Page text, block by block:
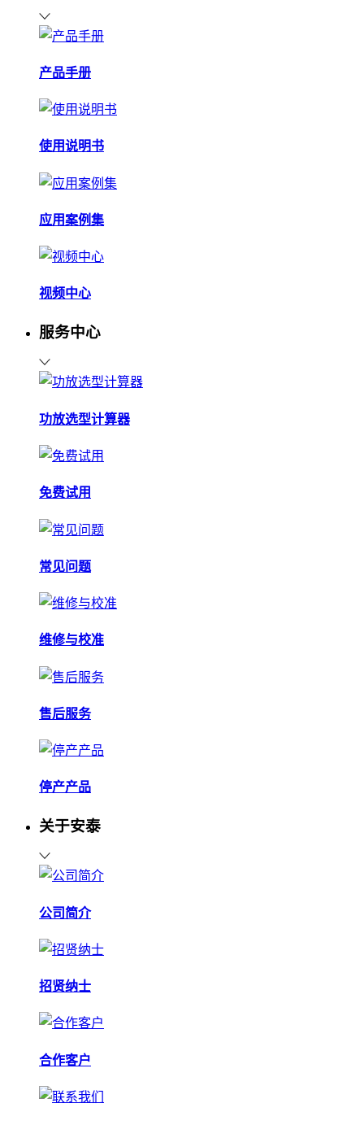
产品手册
使用说明书
应用案例集
视频中心
服务中心
功放选型计算器
免费试用
常见问题
维修与校准
售后服务
停产产品
关于安泰
公司简介
招贤纳士
合作客户